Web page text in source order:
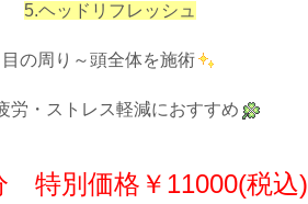
5.ヘッドリフレッシュ
目の周り～頭全体を施術
労・ストレス軽減におすすめ
特別価格￥11000(税込)